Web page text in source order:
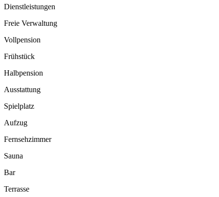
Dienstleistungen
Freie Verwaltung
Vollpension
Frühstück
Halbpension
Ausstattung
Spielplatz
Aufzug
Fernsehzimmer
Sauna
Bar
Terrasse